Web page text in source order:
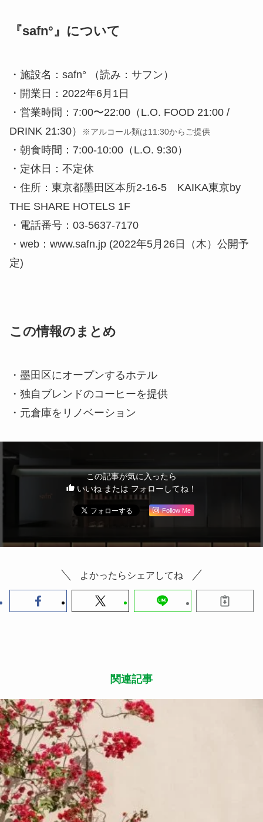
『safn°』について
・施設名：safn° （読み：サフン）
・開業日：2022年6月1日
・営業時間：7:00〜22:00（L.O. FOOD 21:00 /
DRINK 21:30）
※アルコール類は11:30からご提供
・朝食時間：7:00-10:00（L.O. 9:30）
・定休日：不定休
・住所：東京都墨田区本所2-16-5 KAIKA東京by
THE SHARE HOTELS 1F
・電話番号：03-5637-7170
・web：www.safn.jp (2022年5月26日（木）公開予
定)
この情報のまとめ
・墨田区にオープンするホテル
・独自ブレンドのコーヒーを提供
・元倉庫をリノベーション
この記事が気に入ったら
いいね または フォローしてね！
Follow Me
よかったらシェアしてね
関連記事